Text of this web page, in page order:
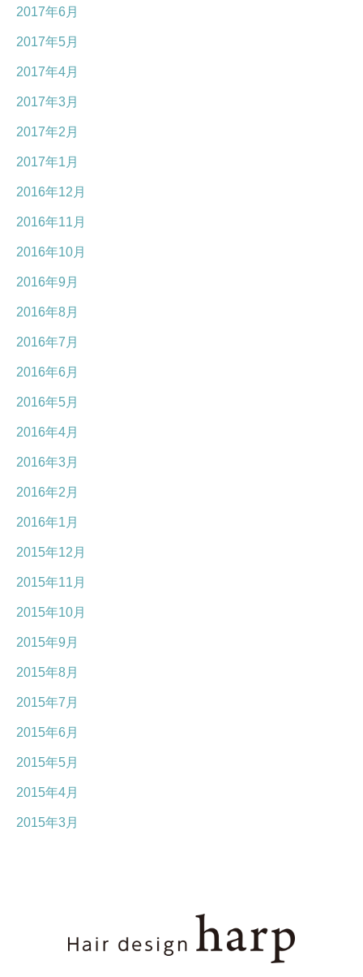
2017年6月
2017年5月
2017年4月
2017年3月
2017年2月
2017年1月
2016年12月
2016年11月
2016年10月
2016年9月
2016年8月
2016年7月
2016年6月
2016年5月
2016年4月
2016年3月
2016年2月
2016年1月
2015年12月
2015年11月
2015年10月
2015年9月
2015年8月
2015年7月
2015年6月
2015年5月
2015年4月
2015年3月